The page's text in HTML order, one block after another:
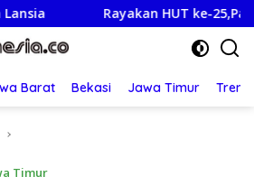
Rayakan HUT ke-25,Partai
Barat Bekasi Jawa Timur
Timur